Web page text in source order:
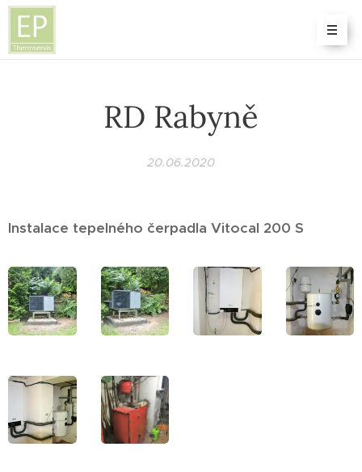
RD Rabyně
20.06.2020
Instalace tepelného čerpadla Vitocal 200 S